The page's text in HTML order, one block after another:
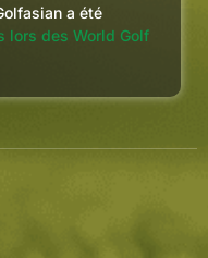
a été
lors des World Golf